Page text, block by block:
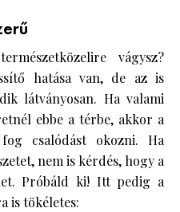
vágysz?
hatása van, de az is
látványosan. Ha valami
ebbe a térbe, akkor a
csalódást okozni. Ha
nem is kérdés, hogy a
Próbáld ki! Itt pedig a
is tökéletes: